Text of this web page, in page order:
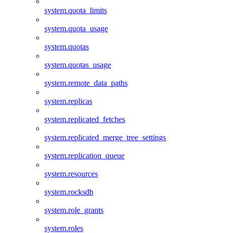
system.quota_limits
system.quota_usage
system.quotas
system.quotas_usage
system.remote_data_paths
system.replicas
system.replicated_fetches
system.replicated_merge_tree_settings
system.replication_queue
system.resources
system.rocksdb
system.role_grants
system.roles